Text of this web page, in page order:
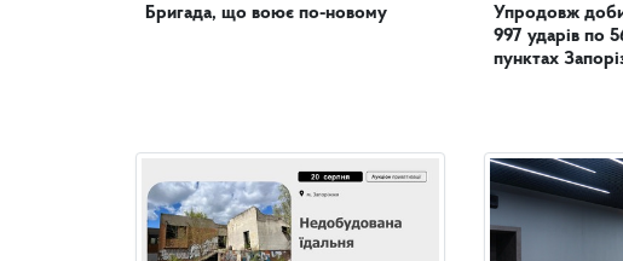
Бригада, що воює по-новому
Упродовж
997 ударів по
пунктах